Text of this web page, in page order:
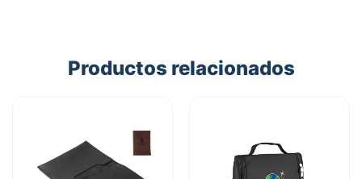
Productos relacionados